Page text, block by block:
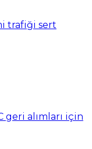
trafiği sert
geri alımları için